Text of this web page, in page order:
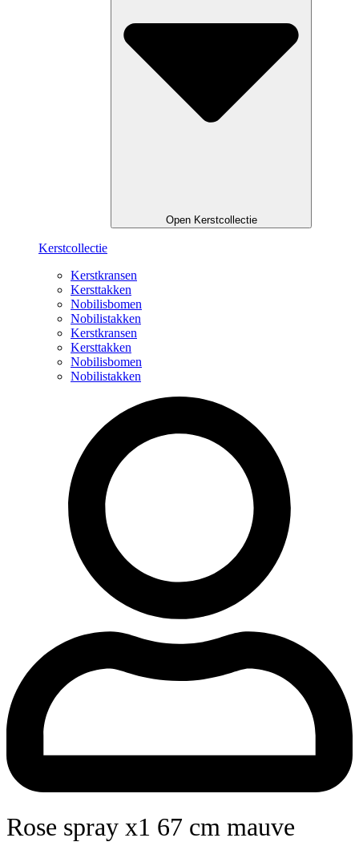
Open Kerstcollectie
Kerstcollectie
Kerstkransen
Kersttakken
Nobilisbomen
Nobilistakken
Kerstkransen
Kersttakken
Nobilisbomen
Nobilistakken
rose spray x1 67 cm mauve